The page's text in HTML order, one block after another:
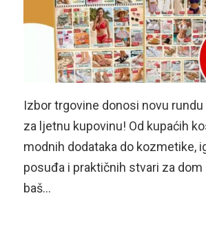
Izbor trgovine donosi novu
za ljetnu kupovinu! Od kupaćih
modnih dodataka do kozmetike,
posuđa i praktičnih stvari za
baš…